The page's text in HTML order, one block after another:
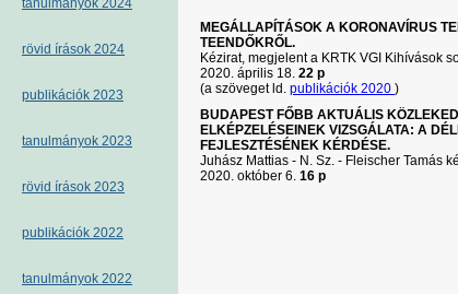
tanulmányok 2024
rövid írások 2024
publikációk 2023
tanulmányok 2023
rövid írások 2023
publikációk 2022
tanulmányok 2022
MEGÁLLAPÍTÁSOK A KORONAVÍRUS
TEENDŐKRŐL.
Kézirat, megjelent a KRTK VGI Kihívások
2020. április 18. 22 p
(a szöveget ld. publikációk 2020 )
BUDAPEST FŐBB AKTUÁLIS
ELKÉPZELÉSEINEK VIZSGÁLATA: A
FEJLESZTÉSÉNEK KÉRDÉSE.
Juhász Mattias - N. Sz. - Fleischer Tamás
2020. október 6. 16 p